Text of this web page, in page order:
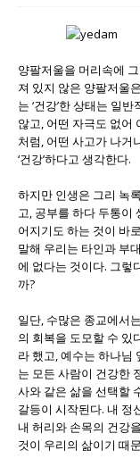
양팔저울을 머리속에
져 있지 않은 양팔저울
는 ‘건강’한 상태는 일
않고, 어떤 자극도 없어
처럼, 어떤 사고가 나거
‘건강’하다고 생각한다.
하지만 인생은 그리 녹
고, 공부를 하다 두통이
어지기도 하는 것이 바
말해 우리는 타인과 부
에 없다는 것이다. 그렇
까?
일단, 수많은 종교에서
의 회복을 도모할 수 있
라 했고, 예수는 하나님
는 모든 사람이 건강한
사와 같은 삶을 선택할
갈등이 시작된다. 내 정
내 허리와 손목의 건강
것이 우리의 삶이기 때